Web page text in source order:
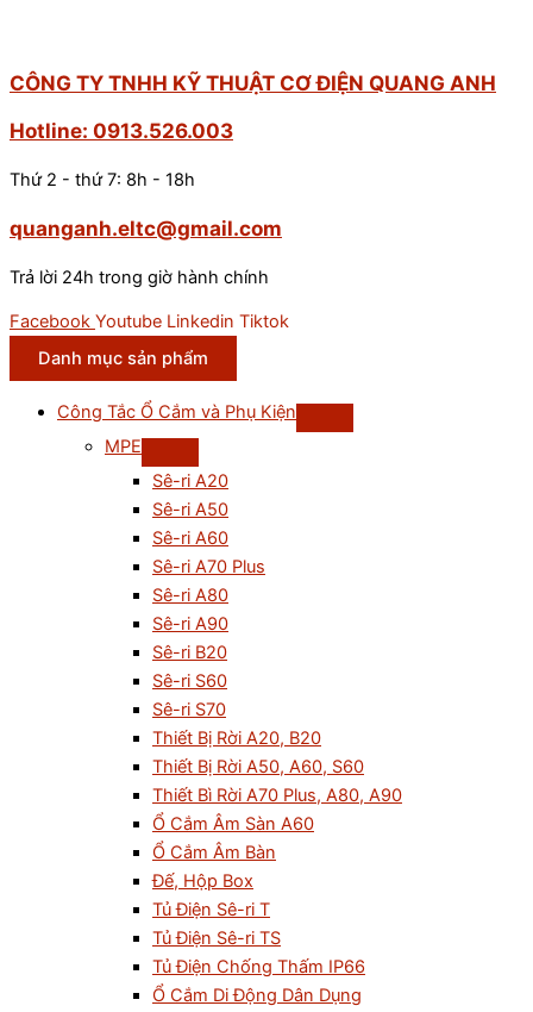
CÔNG TY TNHH KỸ THUẬT CƠ ĐIỆN QUANG ANH
Hotline: 0913.526.003
Thứ 2 - thứ 7: 8h - 18h
quanganh.eltc@gmail.com
Trả lời 24h trong giờ hành chính
Facebook Youtube Linkedin Tiktok
Danh mục sản phẩm
Công Tắc Ổ Cắm và Phụ Kiện
MPE
Sê-ri A20
Sê-ri A50
Sê-ri A60
Sê-ri A70 Plus
Sê-ri A80
Sê-ri A90
Sê-ri B20
Sê-ri S60
Sê-ri S70
Thiết Bị Rời A20, B20
Thiết Bị Rời A50, A60, S60
Thiết Bì Rời A70 Plus, A80, A90
Ổ Cắm Âm Sàn A60
Ổ Cắm Âm Bàn
Đế, Hộp Box
Tủ Điện Sê-ri T
Tủ Điện Sê-ri TS
Tủ Điện Chống Thấm IP66
Ổ Cắm Di Động Dân Dụng